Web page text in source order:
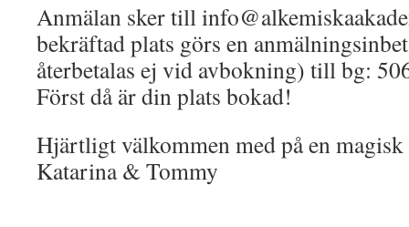
Anmälan sker till
bekräftad plats görs en
återbetalas ej vid avbokning) till bg:
Först då är din plats bokad!
Hjärtligt välkommen med på en
Katarina & Tommy